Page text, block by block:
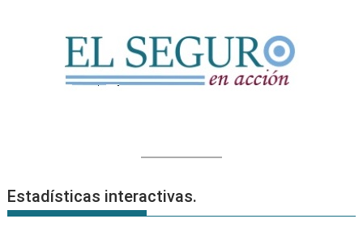
Estadísticas interactivas.